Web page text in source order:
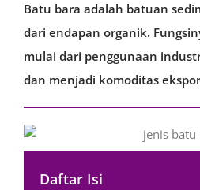
Batu bara adalah batuan
dari endapan organik.
mulai dari penggunaan
dan menjadi komoditas
Daftar Isi